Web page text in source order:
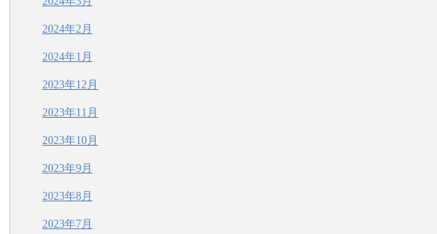
2024年2月
2024年1月
2023年12月
2023年11月
2023年10月
2023年9月
2023年8月
2023年7月